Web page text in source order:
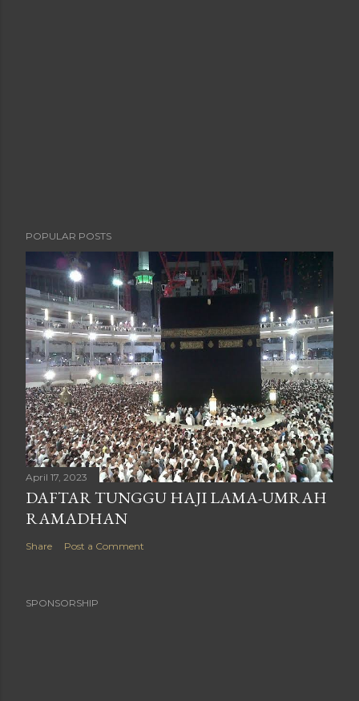
POPULAR POSTS
April 17, 2023
DAFTAR TUNGGU HAJI LAMA-UMRAH
RAMADHAN
Share Post a Comment
SPONSORSHIP